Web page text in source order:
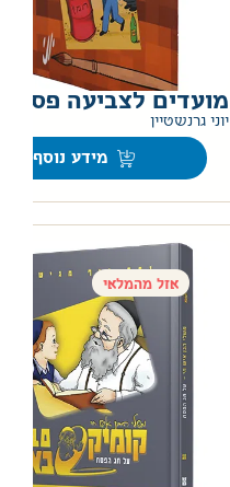
מועדים לצביעה פסח
יוני גרנשטיין
מידע נוסף
אזל מהמלאי